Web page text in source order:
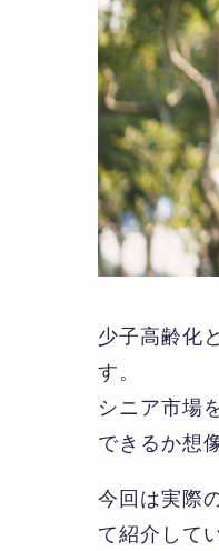
少子高齢化
す。
シニア市場
できるか想
今回は実際
て紹介して